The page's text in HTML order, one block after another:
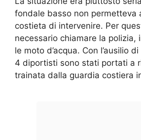
fondale basso non permetteva
costieta di intervenire. Per
necessario chiamare la polizia,
le moto d’acqua. Con l’ausilio
4 diportisti sono stati portati a
trainata dalla guardia costiera